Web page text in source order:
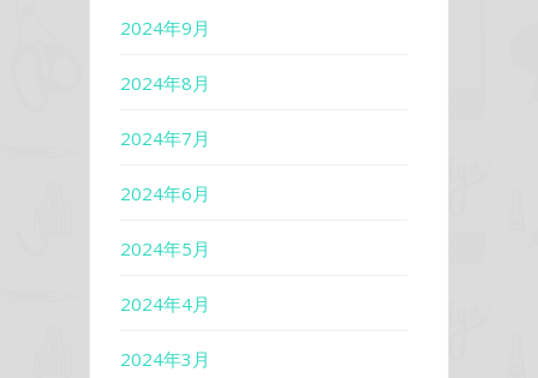
2024年9月
2024年8月
2024年7月
2024年6月
2024年5月
2024年4月
2024年3月